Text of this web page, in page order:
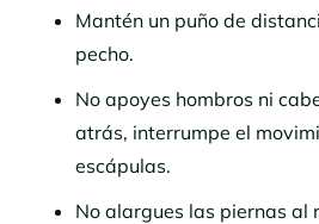
Mantén un puño de
pecho.
No apoyes hombros ni
atrás, interrumpe el
escápulas.
No alargues las piernas al